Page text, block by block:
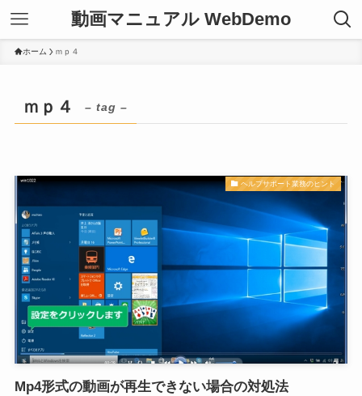
動画マニュアル WebDemo
ホーム ｍｐ４
ｍｐ４ – tag –
ヘルプサポート業務のヒント
Mp4形式の動画が再生できない場合の対処法